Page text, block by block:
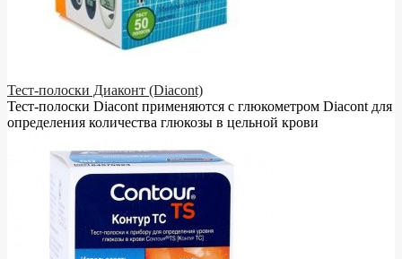
Тест-полоски Диаконт (Diacont)
Тест-полоски Diacont применяются с глюкометром Diacont для
определения количества глюкозы в цельной крови